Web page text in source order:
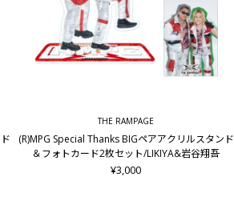
THE RAMPAGE
(R)MPG Special Thanks BIGペアアクリルスタンド
＆フォトカード2枚セット/LIKIYA&岩谷翔吾
¥3,000